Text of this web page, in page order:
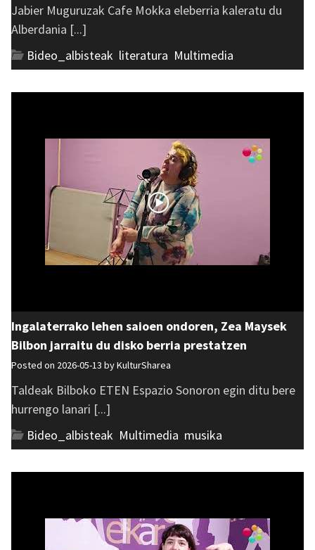
Jabier Muguruzak Cafe Mokka eleberria kaleratu du
Alberdania [...]
Bideo_albisteak literatura Multimedia
Ingalaterrako lehen saioen ondoren, Zea Maysek
Bilbon jarraitu du disko berria prestatzen
Posted on 2026-05-13 byKulturSharea
Taldeak Bilboko ETEN Espazio Sonoron egin ditu bere
hurrengo lanari [...]
Bideo_albisteak Multimedia musika